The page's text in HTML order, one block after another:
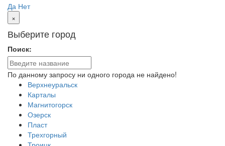
Да Нет
×
Выберите город
Поиск:
По данному запросу ни одного города не найдено!
Верхнеуральск
Карталы
Магнитогорск
Озерск
Пласт
Трехгорный